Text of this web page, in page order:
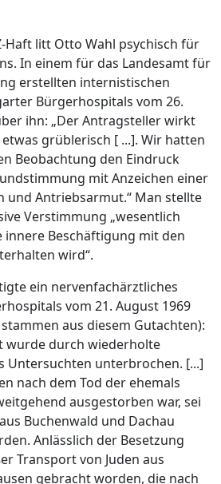
Haft litt Otto Wahl psychisch für
In einem für das Landesamt für
erstellten internistischen
Bürgerhospitals vom 26.
ihn: „Der Antragsteller wirkt
grüblerisch [ ...]. Wir hatten
Beobachtung den Eindruck
mit Anzeichen einer
und Antriebsarmut.“ Man stellte
Verstimmung „wesentlich
Beschäftigung mit den
wird“.
ein nervenfachärztliches
vom 21. August 1969
aus diesem Gutachten):
wurde durch wiederholte
Untersuchten unterbrochen. [...]
nach dem Tod der ehemals
ausgestorben war, sei
Buchenwald und Dachau
Anlässlich der Besetzung
Transport von Juden aus
gebracht worden, die nach